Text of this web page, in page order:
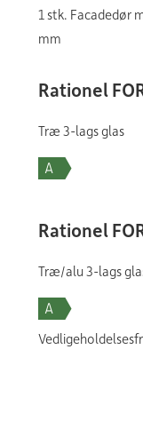
1 stk. Facadedør
mm
Rationel
Træ 3-lags glas
Rationel
Træ/alu 3-lags